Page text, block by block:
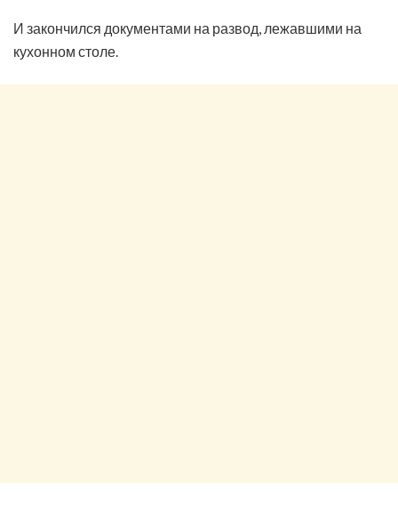
И закончился документами на развод, лежавшими на
кухонном столе.